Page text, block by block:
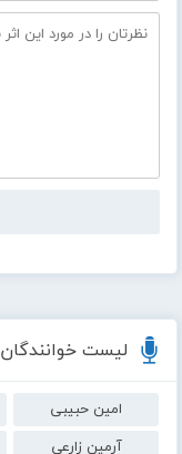
لیست خوانندگان
امین حبیبی
آرمین زارعی